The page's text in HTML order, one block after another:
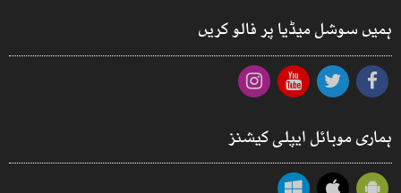
ہمیں سوشل میڈیا پر فالو کریں
ہماری موبائل ایپلی کیشنز